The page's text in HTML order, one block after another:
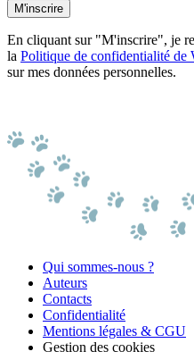
M'inscrire
En cliquant sur "M'inscrire", je
la Politique de confidentialité de
sur mes données personnelles.
Qui sommes-nous ?
Auteurs
Contacts
Confidentialité
Mentions légales & CGU
Gestion des cookies